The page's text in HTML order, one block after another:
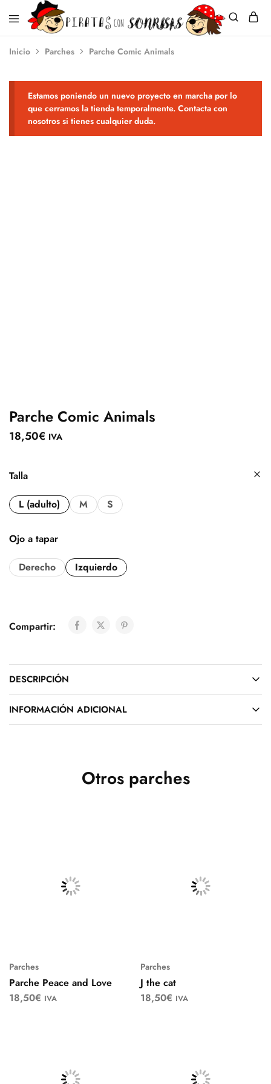
Piratas
con
Ningún
niño
sonrisa
Inicio Parches Parche Comic Animals
Estamos poniendo un nuevo proyecto en marcha por lo
que cerramos la tienda temporalmente. Contacta con
nosotros si tienes cualquier duda.
Parche Comic Animals
18,50€ IVA
Talla
L (adulto) M S
Ojo a tapar
Derecho Izquierdo
Compartir:
DESCRIPCIÓN
INFORMACIÓN ADICIONAL
Otros parches
Parches
Parche Peace and Love
18,50€ IVA
Parches
J the cat
18,50€ IVA